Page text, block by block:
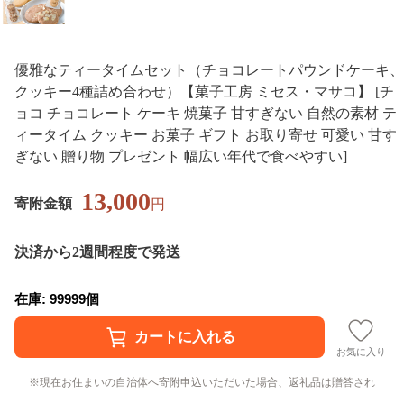
優雅なティータイムセット（チョコレートパウンドケーキ、
クッキー4種詰め合わせ）【菓子工房 ミセス・マサコ】 [チ
ョコ チョコレート ケーキ 焼菓子 甘すぎない 自然の素材 テ
ィータイム クッキー お菓子 ギフト お取り寄せ 可愛い 甘す
ぎない 贈り物 プレゼント 幅広い年代で食べやすい]
寄附金額 13,000円
決済から2週間程度で発送
在庫: 99999個
お気に入り
現在お住まいの自治体へ寄附申込いただいた場合、返礼品は贈答され